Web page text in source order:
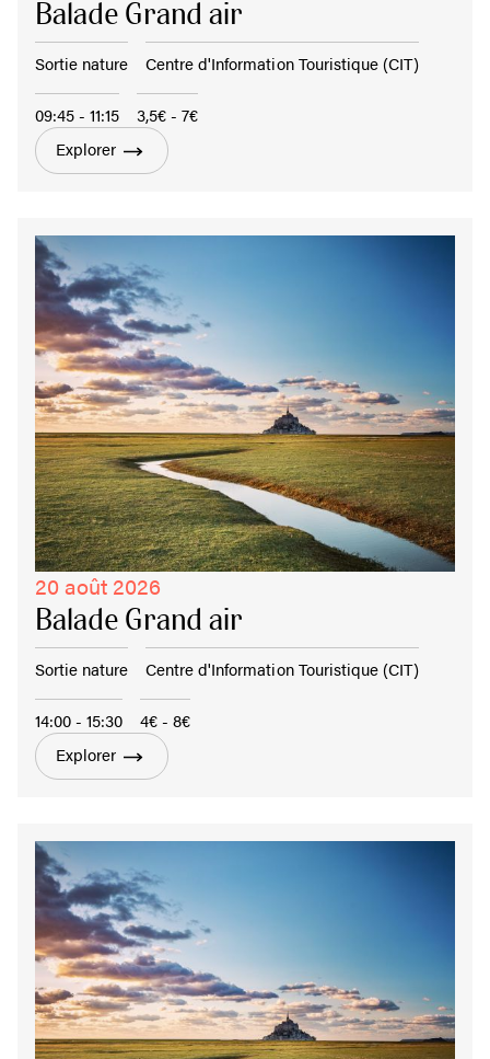
Balade Grand air
Sortie nature Centre d'Information Touristique (CIT)
09:45 - 11:15
3,5€ - 7€
Explorer
20 août 2026
Balade Grand air
Sortie nature Centre d'Information Touristique (CIT)
14:00 - 15:30
4€ - 8€
Explorer